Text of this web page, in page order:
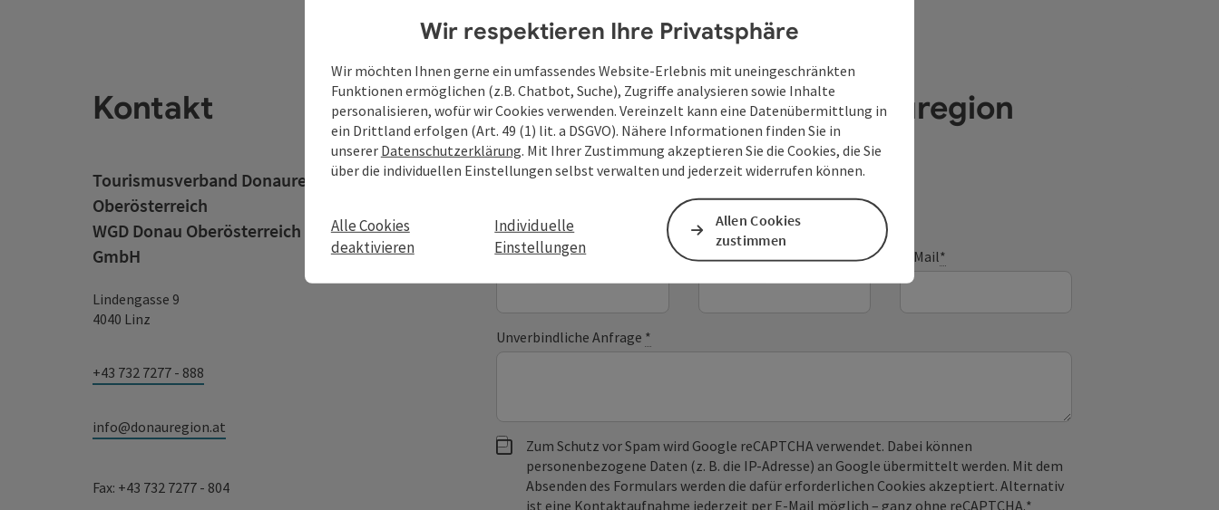
Kontakt
Tourismusverband Donauregion
Oberösterreich
WGD Donau Oberösterreich Tourismus
GmbH
Lindengasse 9
4040 Linz
+43 732 7277 - 888
info@donauregion.at
Fax: +43 732 7277 - 804
Deine Anfrage an die Donauregion
Oberösterreich
sind Pflichtfelder
Vorname Nachname E-Mail*
Unverbindliche Anfrage *
Zum Schutz vor Spam wird Google reCAPTCHA verwendet. Dabei können
personenbezogene Daten (z. B. die IP-Adresse) an Google übermittelt werden. Mit dem
Absenden des Formulars werden die dafür erforderlichen Cookies akzeptiert. Alternativ
ist eine Kontaktaufnahme jederzeit per E-Mail möglich – ganz ohne reCAPTCHA.*
Wir respektieren Ihre Privatsphäre
Wir möchten Ihnen gerne ein umfassendes Website-Erlebnis mit uneingeschränkten
Funktionen ermöglichen (z.B. Chatbot, Suche), Zugriffe analysieren sowie Inhalte
personalisieren, wofür wir Cookies verwenden. Vereinzelt kann eine Datenübermittlung in
ein Drittland erfolgen (Art. 49 (1) lit. a DSGVO). Nähere Informationen finden Sie in
unserer Datenschutzerklärung. Mit Ihrer Zustimmung akzeptieren Sie die Cookies, die Sie
über die individuellen Einstellungen selbst verwalten und jederzeit widerrufen können.
Alle Cookies
deaktivieren
Individuelle
Einstellungen
Allen Cookies
zustimmen